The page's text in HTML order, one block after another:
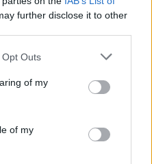
further disclose it to other
Outs
of my
of my
Youtube según